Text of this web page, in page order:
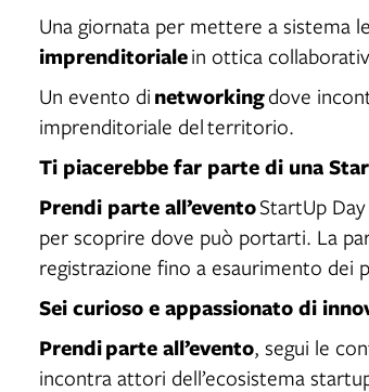
Una giornata per mettere a sistema
imprenditorialein ottica
Un evento di networkingdove
imprenditoriale del territorio.
Ti piacerebbe far parte di una
Prendi parte all’eventoStartUp
per scoprire dove può portarti. La
registrazione fino a esaurimento dei
Sei curioso e appassionato di
Prendi parte all’evento, segui le
incontra attori dell’ecosistema